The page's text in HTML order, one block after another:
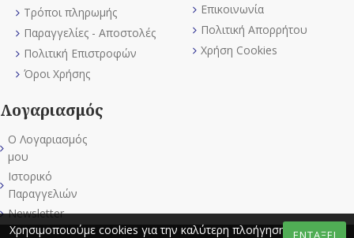
Τρόποι πληρωμής
Παραγγελίες - Αποστολές
Πολιτική Επιστροφών
Όροι Χρήσης
Επικοινωνία
Πολιτική Απορρήτου
Χρήση Cookies
Λογαριασμός
Ο Λογαριασμός
μου
Ιστορικό
Παραγγελιών
Newsletter
ΕΝΤΑΞΕΙ
Χρησιμοποιούμε cookies για την καλύτερη πλοήγηση στον